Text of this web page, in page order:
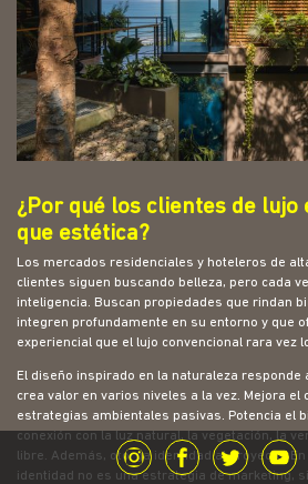
¿Por qué los clientes de lujo
que estética?
Los mercados residenciales y hoteleros de
clientes siguen buscando belleza, pero cada
inteligencia. Buscan propiedades que rindan
integren profundamente en su entorno y que
experiencial que el lujo convencional rara vez
El diseño inspirado en la naturaleza responde
crea valor en varios niveles a la vez. Mejora el
estrategias ambientales pasivas. Potencia el
conexión con la luz natural, la vegetación, la
libre. Además, otorga identidad al proyecto.
identidad no es una estrategia de marketing,